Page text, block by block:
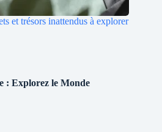
et trésors inattendus à explorer
: Explorez le Monde